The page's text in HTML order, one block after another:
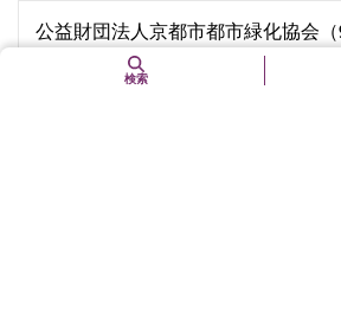
公益財団法人京都市都市緑化協会
年始は休み）
電話番号:075-561-1778
検索